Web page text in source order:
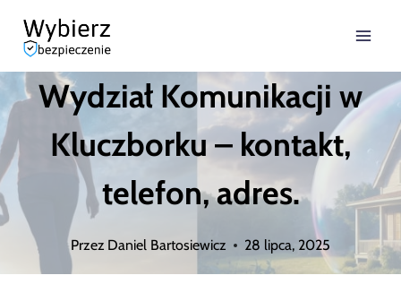
Przejdź
treści Wydział Komunikacji w
Kluczborku – kontakt,
telefon, adres.
Przez Daniel Bartosiewicz 28 lipca, 2025